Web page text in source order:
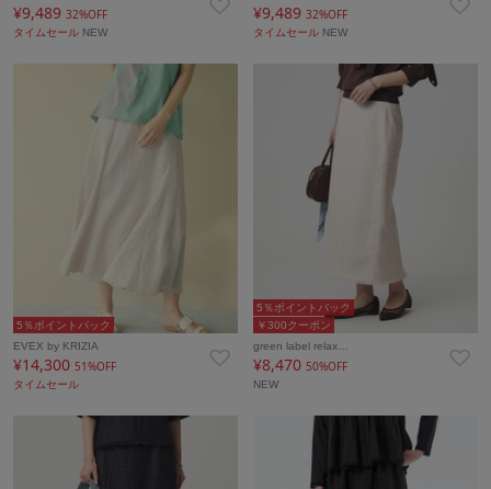
¥9,489 32%OFF
タイムセール NEW
¥9,48932%OFF
タイムセール NEW
5％ポイントバック
EVEX by KRIZIA
¥14,300 51%OFF
タイムセール
￥300クーポン
5％ポイントバック
green label relax…
¥8,470 50%OFF
NEW